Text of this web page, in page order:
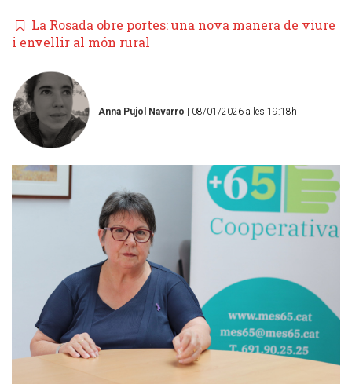
La Rosada obre portes: una nova manera de viure
i envellir al món rural
Anna Pujol Navarro | 08/01/2026 a les 19:18h